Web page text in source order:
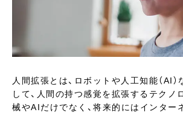
人間拡張とは、ロボットや人工知能（AI
して、人間の持つ感覚を拡張するテクノ
械やAIだけでなく、将来的にはインター